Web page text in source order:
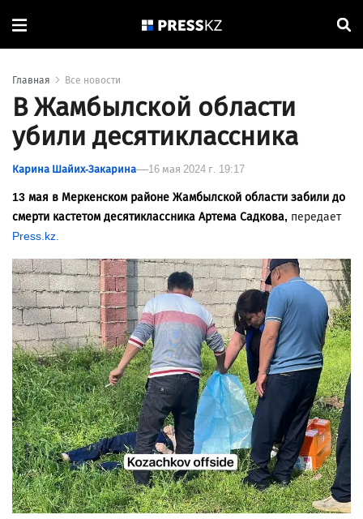
Главная Все новости
В Жамбылской области
убили десятиклассника
Карина Шайих-Закарина 16 мая 2024 г. 19:17
13 мая в Меркенском районе Жамбылской области забили до
смерти кастетом десятиклассника Артема Садкова, передает
Press.kz.